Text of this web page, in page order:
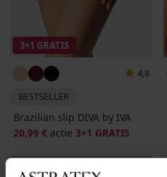
3+1 GRATIS
4,8
BESTSELLER
Brazilian slip DIVA by IVA
20,99 € actie 3+1 GRATIS